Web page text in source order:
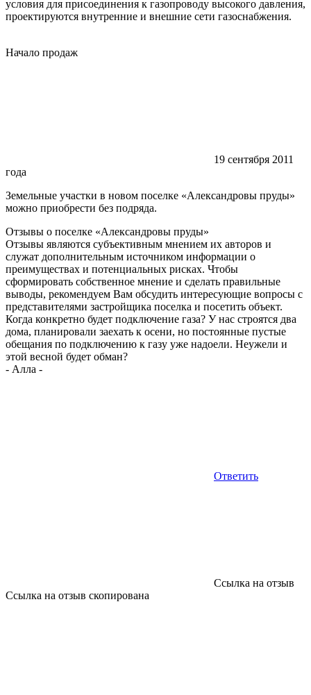
условия для присоединения к газопроводу высокого давления,
проектируются внутренние и внешние сети газоснабжения.
Начало продаж
19 сентября 2011
года
Земельные участки в новом поселке «Александровы пруды»
можно приобрести без подряда.
Отзывы о поселке «Александровы пруды»
Отзывы являются субъективным мнением их авторов и
служат дополнительным источником информации о
преимуществах и потенциальных рисках. Чтобы
сформировать собственное мнение и сделать правильные
выводы, рекомендуем Вам обсудить интересующие вопросы с
представителями застройщика поселка и посетить объект.
Когда конкретно будет подключение газа? У нас строятся два
дома, планировали заехать к осени, но постоянные пустые
обещания по подключению к газу уже надоели. Неужели и
этой весной будет обман?
- Алла -
Ответить
Ссылка на отзыв
Ссылка на отзыв скопирована